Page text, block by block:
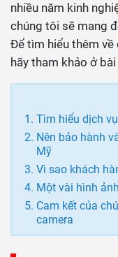
nhiều năm kinh
chúng tôi sẽ mang
Để tìm hiểu thêm về
hãy tham khảo ở
Tìm hiểu dịch
Nên bảo hành
Mỹ
Vì sao khách
Một vài hình
Cam kết của
camera